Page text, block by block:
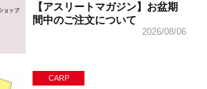
【アスリートマガジン】お盆期
間中のご注文について
2026/08/06
CARP